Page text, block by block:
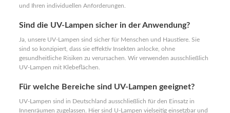
und Ihren individuellen Anforderungen.
Sind die UV-Lampen sicher in der Anwendung?
Ja, unsere UV-Lampen sind sicher für Menschen und Haustiere. Sie
sind so konzipiert, dass sie effektiv Insekten anlocke, ohne
gesundheitliche Risiken zu verursachen. Wir verwenden ausschließlich
UV-Lampen mit Klebeflächen.
Für welche Bereiche sind UV-Lampen geeignet?
UV-Lampen sind in Deutschland ausschließlich für den Einsatz in
Innenräumen zugelassen. Hier sind U-Lampen vielseitig einsetzbar und